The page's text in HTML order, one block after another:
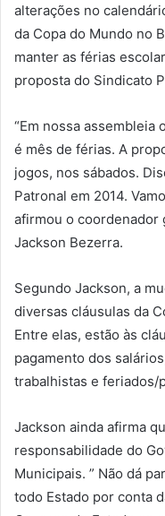
alterações no
da Copa do Mundo no
manter as férias
proposta do Sindicato
“Em nossa
é mês de férias. A
jogos, nos sábados.
Patronal em 2014.
afirmou o coordenador
Jackson Bezerra.
Segundo Jackson, a
diversas cláusulas da
Entre elas, estão às
pagamento dos
trabalhistas e feriados/
Jackson ainda afirma
responsabilidade do
Municipais. ” Não dá
todo Estado por conta